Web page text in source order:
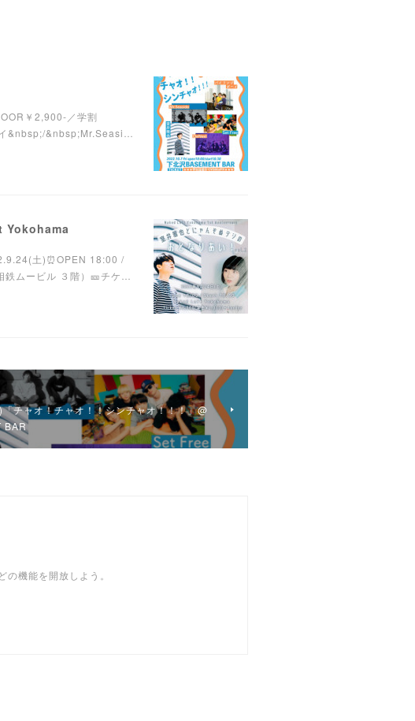
￥2,900-／学割
&nbsp;/&nbsp;Mr.Seasi…
Yokohama
土)⏰OPEN 18:00 /
ムービル ３階）🎫チケ…
チャオ！チャオ！！シンチャオ！！！」@
BAR
機能を開放しよう。